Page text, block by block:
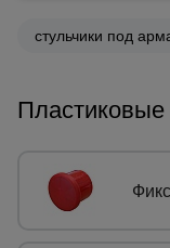
стульчики под